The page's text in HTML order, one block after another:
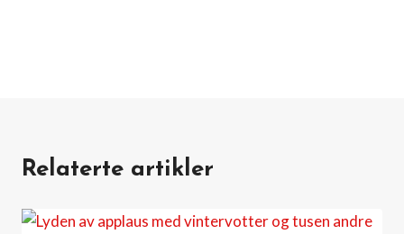
Relaterte artikler